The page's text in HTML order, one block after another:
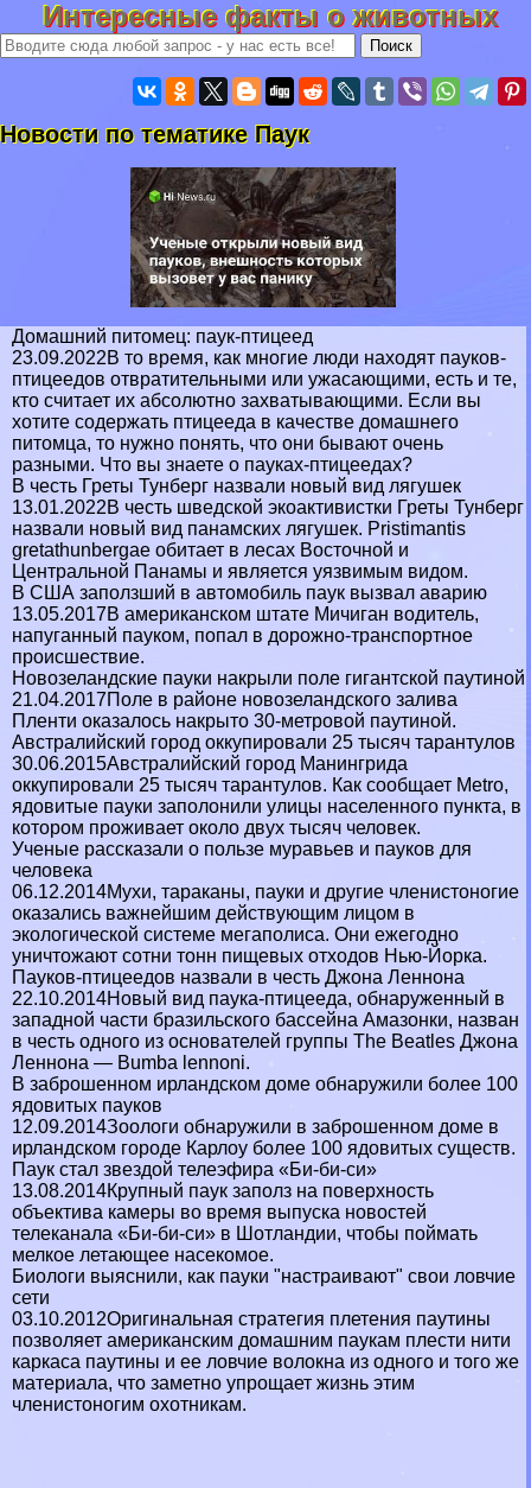
Интересные факты о животных
Новости по тематике Паук
Домашний питомец: паук-птицеед
23.09.2022В то время, как многие люди находят пауков-
птицеедов отвратительными или ужасающими, есть и те,
кто считает их абсолютно захватывающими. Если вы
хотите содержать птицееда в качестве домашнего
питомца, то нужно понять, что они бывают очень
разными. Что вы знаете о пауках-птицеедах?
В честь Греты Тунберг назвали новый вид лягушек
13.01.2022В честь шведской экоактивистки Греты Тунберг
назвали новый вид панамских лягушек. Pristimantis
gretathunbergae обитает в лесах Восточной и
Центральной Панамы и является уязвимым видом.
В США заползший в автомобиль паук вызвал аварию
13.05.2017В американском штате Мичиган водитель,
напуганный пауком, попал в дорожно-трaнcпортное
происшествие.
Новозеландские пауки накрыли поле гигантской паутиной
21.04.2017Поле в районе новозеландского залива
Пленти оказалось накрыто 30-метровой паутиной.
Австралийский город оккупировали 25 тысяч тарантулов
30.06.2015Австралийский город Манингрида
оккупировали 25 тысяч тарантулов. Как сообщает Metro,
ядовитые пауки заполонили улицы населенного пункта, в
котором проживает около двух тысяч человек.
Ученые рассказали о пользе муравьев и пауков для
человека
06.12.2014Мухи, таpaканы, пауки и другие члeнистоногие
оказались важнейшим действующим лицом в
экологической системе мегаполиса. Они ежегодно
уничтожают сотни тонн пищевых отходов Нью-Йорка.
Пауков-птицеедов назвали в честь Джона Леннона
22.10.2014Новый вид паука-птицееда, обнаруженный в
западной части бразильского бассейна Амaзoнки, назван
в честь одного из основателей группы The Beatles Джона
Леннона — Bumba lennoni.
В заброшенном ирландском доме обнаружили более 100
ядовитых пауков
12.09.2014Зоологи обнаружили в заброшенном доме в
ирландском городе Карлоу более 100 ядовитых существ.
Паук стал звездой телеэфира «Би-би-си»
13.08.2014Крупный паук заполз на поверхность
объектива камеры во время выпуска новостей
телеканала «Би-би-си» в Шотландии, чтобы поймать
мелкое летающее насекомое.
Биологи выяснили, как пауки "настраивают" свои ловчие
сети
03.10.2012Оригинальная стратегия плетения паутины
позволяет американским домашним паукам плести нити
каркаса паутины и ее ловчие волокна из одного и того же
материала, что заметно упрощает жизнь этим
члeнистоногим охотникам.